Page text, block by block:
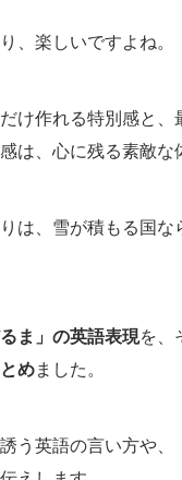
、楽しいですよね。
け作れる特別感と、
は、心に残る素敵な
は、雪が積もる国な
るま」の英語表現を、
めました。
う英語の言い方や、